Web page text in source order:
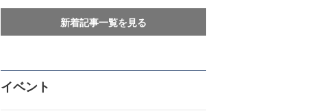
新着記事一覧を見る
イベント